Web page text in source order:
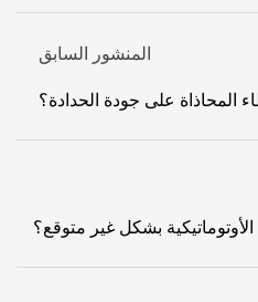
المنشور السابق
المحاذاة على جودة الحدادة؟
بشكل غير متوقع؟